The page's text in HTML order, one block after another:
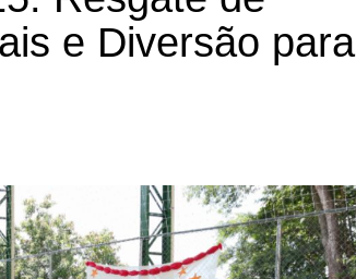
e Diversão para